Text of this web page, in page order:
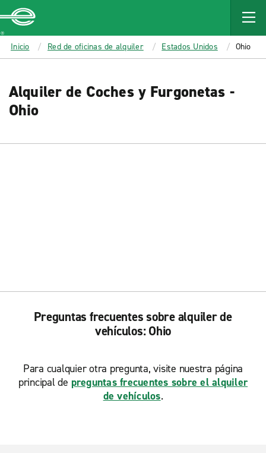
MAIN
CONTENT
Enterprise
Inicio Red de oficinas de alquiler Estados Unidos Ohio
Alquiler de Coches y Furgonetas -
Ohio
Preguntas frecuentes sobre alquiler de
vehículos: Ohio
Para cualquier otra pregunta, visite nuestra página
principal de preguntas frecuentes sobre el alquiler
de vehículos.